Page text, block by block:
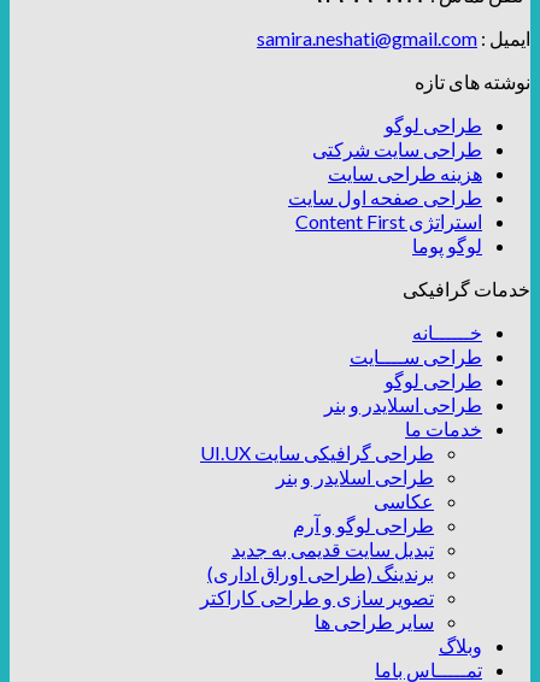
ایمیل : samira.neshati@gmail.com
نوشته های تازه
طراحی لوگو
طراحی سایت شرکتی
هزینه طراحی سایت
طراحی صفحه اول سایت
استراتژی Content First
لوگو پوما
خدمات گرافیکی
خــــــانه
طراحی ســــایت
طراحی لوگو
طراحی اسلایدر و بنر
خدمات ما
طراحی گرافیکی سایت UI.UX
طراحی اسلایدر و بنر
عکاسی
طراحی لوگو و آرم
تبدیل سایت قدیمی به جدید
برندینگ (طراحی اوراق اداری)
تصویر سازی و طراحی کاراکتر
سایر طراحی ها
وبلاگ
تمـــــاس باما